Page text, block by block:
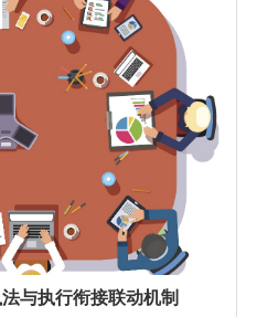
与执行衔接联动机制